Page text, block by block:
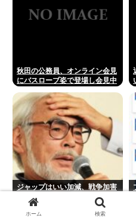
秋田の公務員、オンライン会見
にバスローブ姿で登場し会見中
ジャップはいい加減、戦争加害
について認めるべき
ホーム 検索